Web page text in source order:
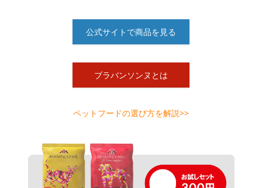
公式サイトで商品を見る
ブラバンソンヌとは
ペットフードの選び方を解説>>